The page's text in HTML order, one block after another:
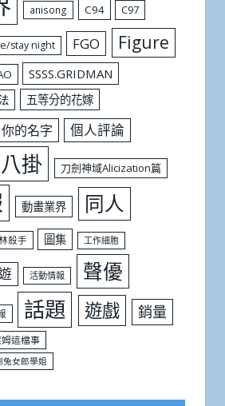
anisong C94 C97
stay night FGO Figure
SSSS.GRIDMAN
五等分的花嫁
你的名字 個人評論
八掛 刀劍神域Alicization篇
動畫業界 同人
殺手 圖集 工作細胞
活動情報 聲優
話題 遊戲 銷量
這檔事
兔女郎學姐